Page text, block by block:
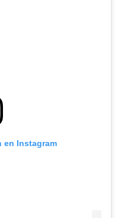
en Instagram